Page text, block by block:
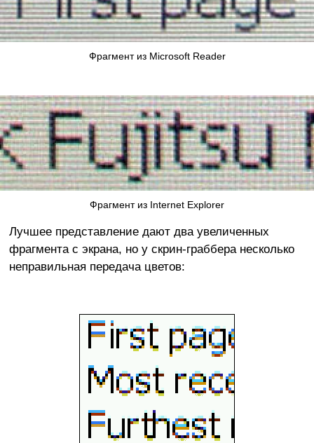
Фрагмент из Microsoft Reader
Фрагмент из Internet Explorer
Лучшее представление дают два увеличенных
фрагмента с экрана, но у скрин-граббера несколько
неправильная передача цветов: